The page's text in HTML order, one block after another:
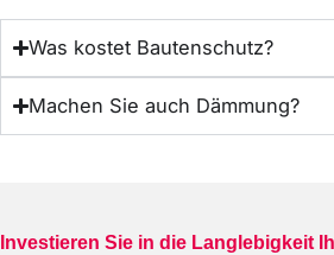
Was kostet Bautenschutz?
Machen Sie auch Dämmung?
Investieren Sie in die Langlebigkeit